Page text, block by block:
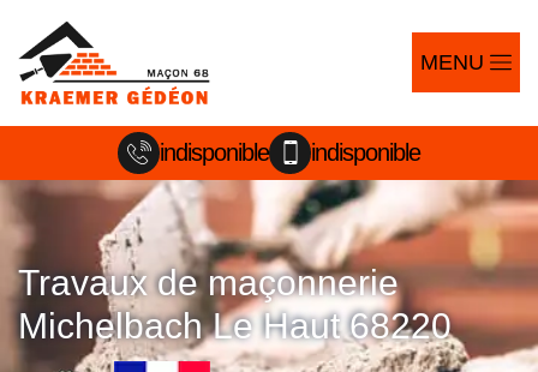
MENU
indisponible indisponible
Travaux de maçonnerie
Michelbach Le Haut 68220